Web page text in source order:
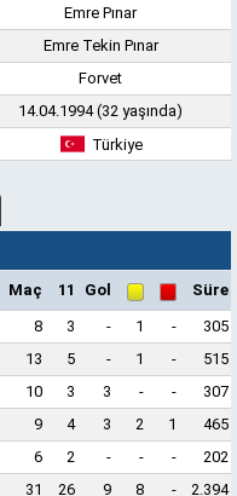
Emre Pınar
Emre Tekin Pınar
Forvet
14.04.1994 (32 yaşında)
Türkiye
Maç 11 Gol
Süre
8 3 - 1 -
305
13 5 - 1 -
515
10 3 3 - -
307
9 4 3 2 1
465
6 2 - - -
202
31 26 9 8 - 2.394